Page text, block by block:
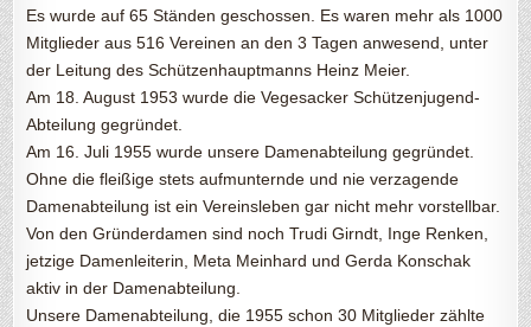
Es wurde auf 65 Ständen geschossen. Es waren mehr als 1000
Mitglieder aus 516 Vereinen an den 3 Tagen anwesend, unter
der Leitung des Schützenhauptmanns Heinz Meier.
Am 18. August 1953 wurde die Vegesacker Schützenjugend-
Abteilung gegründet.
Am 16. Juli 1955 wurde unsere Damenabteilung gegründet.
Ohne die fleißige stets aufmunternde und nie verzagende
Damenabteilung ist ein Vereinsleben gar nicht mehr vorstellbar.
Von den Gründerdamen sind noch Trudi Girndt, Inge Renken,
jetzige Damenleiterin, Meta Meinhard und Gerda Konschak
aktiv in der Damenabteilung.
Unsere Damenabteilung, die 1955 schon 30 Mitglieder zählte